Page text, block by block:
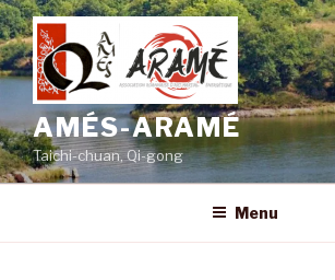
Aller
au
contenu
principal
AMÉS-ARAMÉ
Taichi-chuan, Qi-gong
Menu